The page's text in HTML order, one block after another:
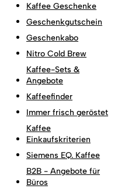
Kaffee Geschenke
Geschenkgutschein
Geschenkabo
Nitro Cold Brew
Kaffee-Sets &
Angebote
Kaffeefinder
Immer frisch geröstet
Kaffee
Einkaufskriterien
Siemens EQ. Kaffee
B2B - Angebote für
Büros